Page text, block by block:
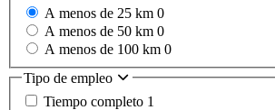
A menos de 25 km 0
A menos de 50 km 0
A menos de 100 km 0
Tipo de empleo
Tiempo completo 1